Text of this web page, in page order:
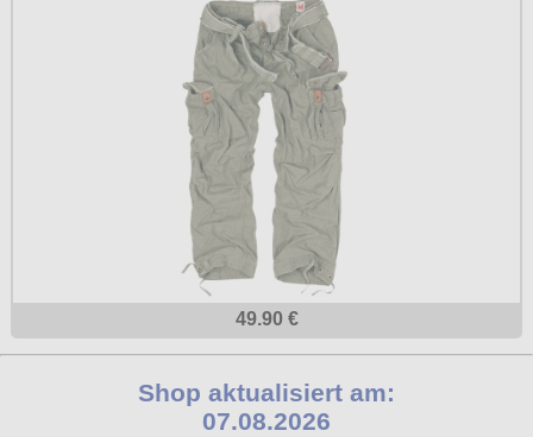
49.90 €
Shop aktualisiert am:
07.08.2026